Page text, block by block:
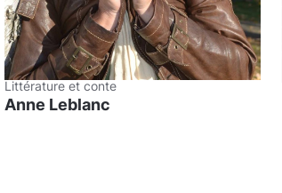
Littérature et conte
Anne Leblanc